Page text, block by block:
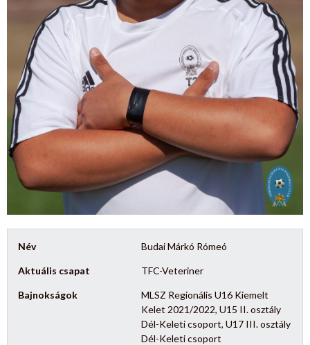
Név Budai Márkó Rómeó
Aktuális csapat TFC-Veteriner
Bajnokságok
MLSZ Regionális U16 Kiemelt
Kelet 2021/2022, U15 II. osztály
Dél-Keleti csoport, U17 III. osztály
Dél-Keleti csoport